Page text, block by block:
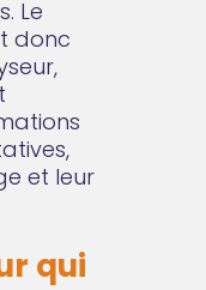
Le
donc
et leur
qui